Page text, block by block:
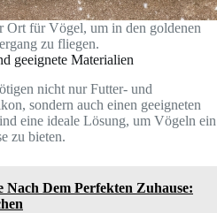
Ort für Vögel, um in den goldenen
zu fliegen.
geeignete Materialien
nicht nur Futter- und
sondern auch einen geeigneten
eine ideale Lösung, um Vögeln ein
zu bieten.
Nach Dem Perfekten Zuhause: